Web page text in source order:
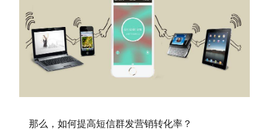
那么，如何提高短信群发营销转化率？